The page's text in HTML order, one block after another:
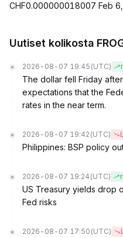
CHF0.000000018007 Feb
Uutiset kolikosta
2026-08-07 19:45 (UTC)
The dollar fell Friday
expectations that the
rates in the near term.
2026-08-07 19:42 (UTC)
Philippines: BSP policy
2026-08-07 19:24 (UTC)
US Treasury yields drop
Fed risks
2026-08-07 17:50 (UTC)